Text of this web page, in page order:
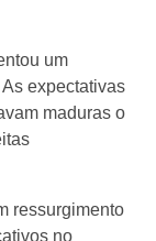
um
expectativas
maduras o
ressurgimento
no